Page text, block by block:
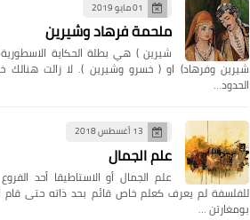
01 مايو 2019
ملحمة فرهاد وشيرين
شيرين ) هي بطلة الحكاية
شيرين وفرهاد) او ( خسرو وشيرين ). لا زالت هنالك
الحدود…
13 أغسطس 2018
علم الجمال
علم الجمال أو الاستاطيقا أحد
للفلسفة لم يعرف كعلم خاص قائم بحد ذاته حتى قام
بومغارتن …